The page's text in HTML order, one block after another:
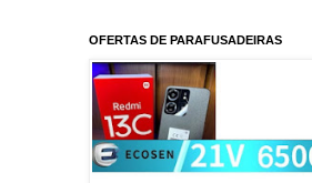
OFERTAS DE PARAFUSADEIRAS